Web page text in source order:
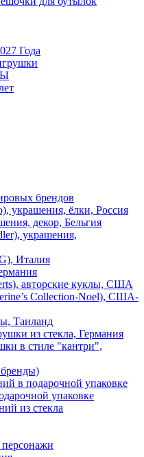
Года
брендов
украшения, ёлки, Россия
декор, Бельгия
украшения,
Италия
авторские куклы, США
Collection-Noel), США-
Таиланд
из стекла, Германия
в стиле "кантри",
бренды)
в подарочной упаковке
упаковке
из стекла